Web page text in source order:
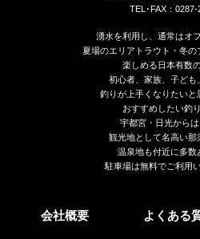
TEL･FAX：0287-
湧水を利用し、通常はオ
夏場のエリアトラウト・冬の
楽しめる日本有数の
初心者、家族、子ども
釣りが上手くなりたいと
おすすめしたい釣
宇都宮・日光から
観光地として名高い那
温泉地も付近に多数
駐車場は無料でご利用
会社概要 よくある